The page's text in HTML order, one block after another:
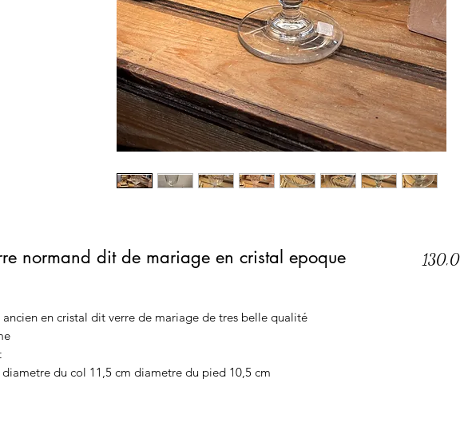
normand dit de mariage en cristal epoque
ancien en cristal dit verre de mariage de tres belle qualité
du col 11,5 cm diametre du pied 10,5 cm